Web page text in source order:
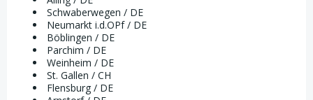
Schwaberwegen / DE
Neumarkt i.d.OPf / DE
Böblingen / DE
Parchim / DE
Weinheim / DE
St. Gallen / CH
Flensburg / DE